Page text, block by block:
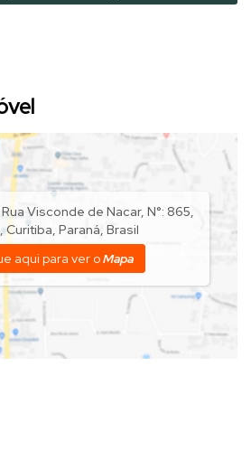
Rua Visconde de Nacar,N°: 865,
,Curitiba, Paraná, Brasil
aqui para ver oMapa